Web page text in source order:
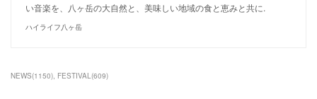
い音楽を、八ヶ岳の大自然と、美味しい地域の食と恵みと共に.
ハイライフ八ヶ岳
NEWS(1150) FESTIVAL(609)